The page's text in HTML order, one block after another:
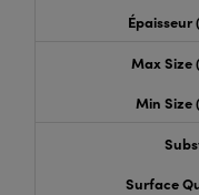
Épaisseur
Max Size
Min Size
Surface